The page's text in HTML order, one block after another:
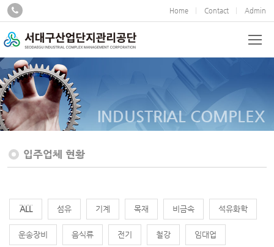
Home Contact Admin
INDUSTRIAL COMPLEX
입주업체 현황
전체 섬유 기계 목재 비금속 석유화학
운송장비 음식류 전기 철강 임대업